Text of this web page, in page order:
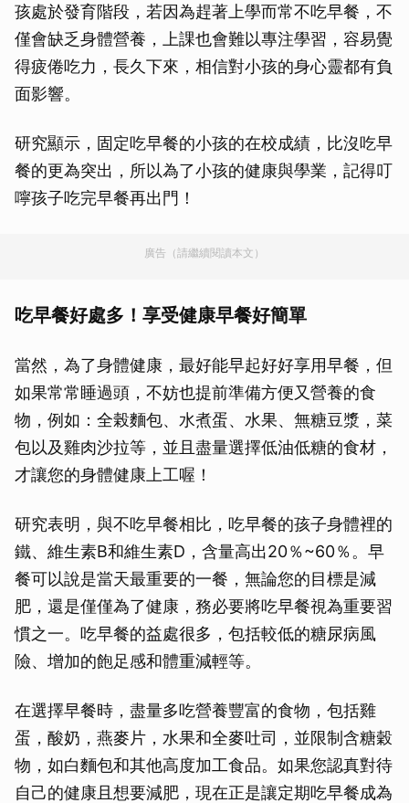
孩處於發育階段，若因為趕著上學而常不吃早餐，不
僅會缺乏身體營養，上課也會難以專注學習，容易覺
得疲倦吃力，長久下來，相信對小孩的身心靈都有負
面影響。
研究顯示，固定吃早餐的小孩的在校成績，比沒吃早
餐的更為突出，所以為了小孩的健康與學業，記得叮
嚀孩子吃完早餐再出門！
廣告（請繼續閱讀本文）
吃早餐好處多！享受健康早餐好簡單
當然，為了身體健康，最好能早起好好享用早餐，但
如果常常睡過頭，不妨也提前準備方便又營養的食
物，例如：全榖麵包、水煮蛋、水果、無糖豆漿，菜
包以及雞肉沙拉等，並且盡量選擇低油低糖的食材，
才讓您的身體健康上工喔！
研究表明，與不吃早餐相比，吃早餐的孩子身體裡的
鐵、維生素B和維生素D，含量高出20％~60％。早
餐可以說是當天最重要的一餐，無論您的目標是減
肥，還是僅僅為了健康，務必要將吃早餐視為重要習
慣之一。吃早餐的益處很多，包括較低的糖尿病風
險、增加的飽足感和體重減輕等。
在選擇早餐時，盡量多吃營養豐富的食物，包括雞
蛋，酸奶，燕麥片，水果和全麥吐司，並限制含糖穀
物，如白麵包和其他高度加工食品。如果您認真對待
自己的健康且想要減肥，現在正是讓定期吃早餐成為